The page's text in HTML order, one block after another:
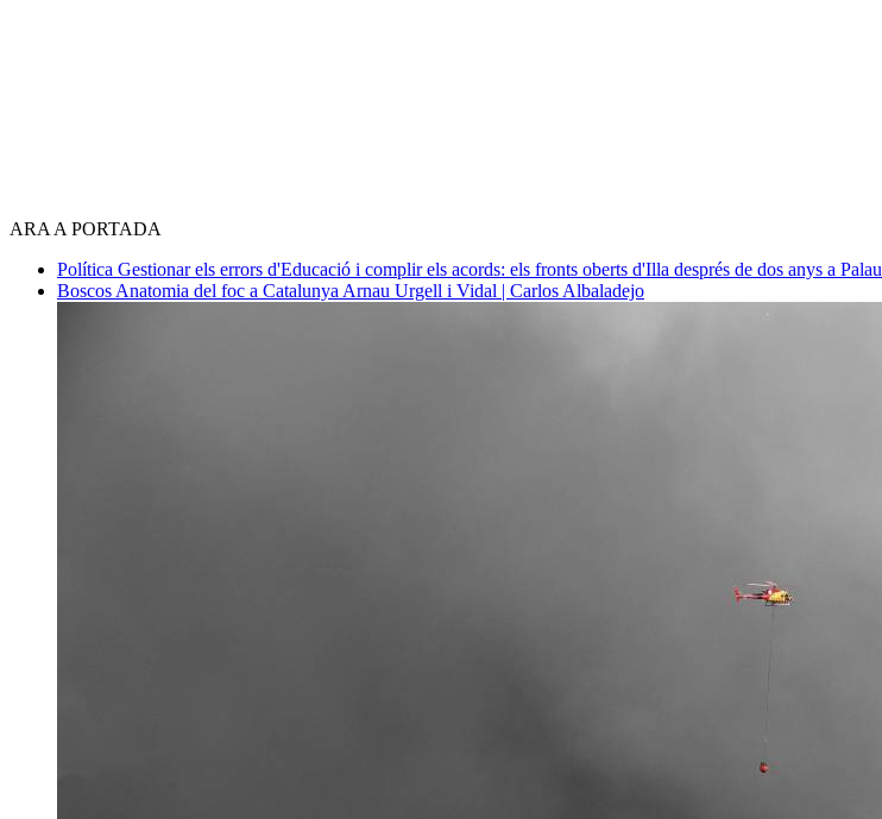
ARA A PORTADA
Política Gestionar els errors d'Educació i complir els acords: els fronts oberts d'Illa després de dos anys a Palau
Boscos Anatomia del foc a Catalunya Arnau Urgell i Vidal | Carlos Albaladejo